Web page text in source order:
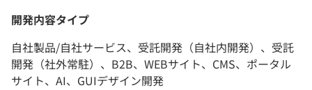
開発内容タイプ
自社製品/自社サービス、受託開発（自社内開発）、受託
開発（社外常駐）、B2B、WEBサイト、CMS、ポータル
サイト、AI、GUIデザイン開発